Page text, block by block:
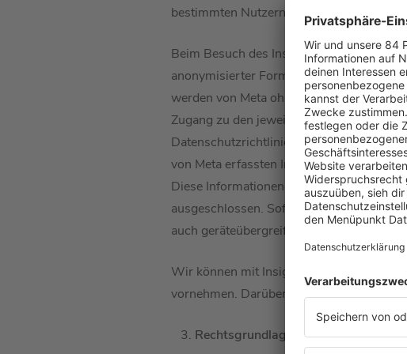
bestimmten Nutzern zugeordnet werden.
Beim Besuch des Instagram-Profils
anonymisierter Form) und kann Cookies
werden von Meta ohne unser Zutun
Zugang zu den jeweils
Datenschutzrichtlinien. Damit Betreiber
von Meta erfassten Informationen auch
Diese Informationen dienen dazu, unser
ausgeschlossen. Sofern Besucher Meta-
auch geräteübergreifend erfolgen, wenn
Wir können mit Insights nur anonyme
vornehmen. Darüber hinaus erheben wir
Rechtsgrundlage